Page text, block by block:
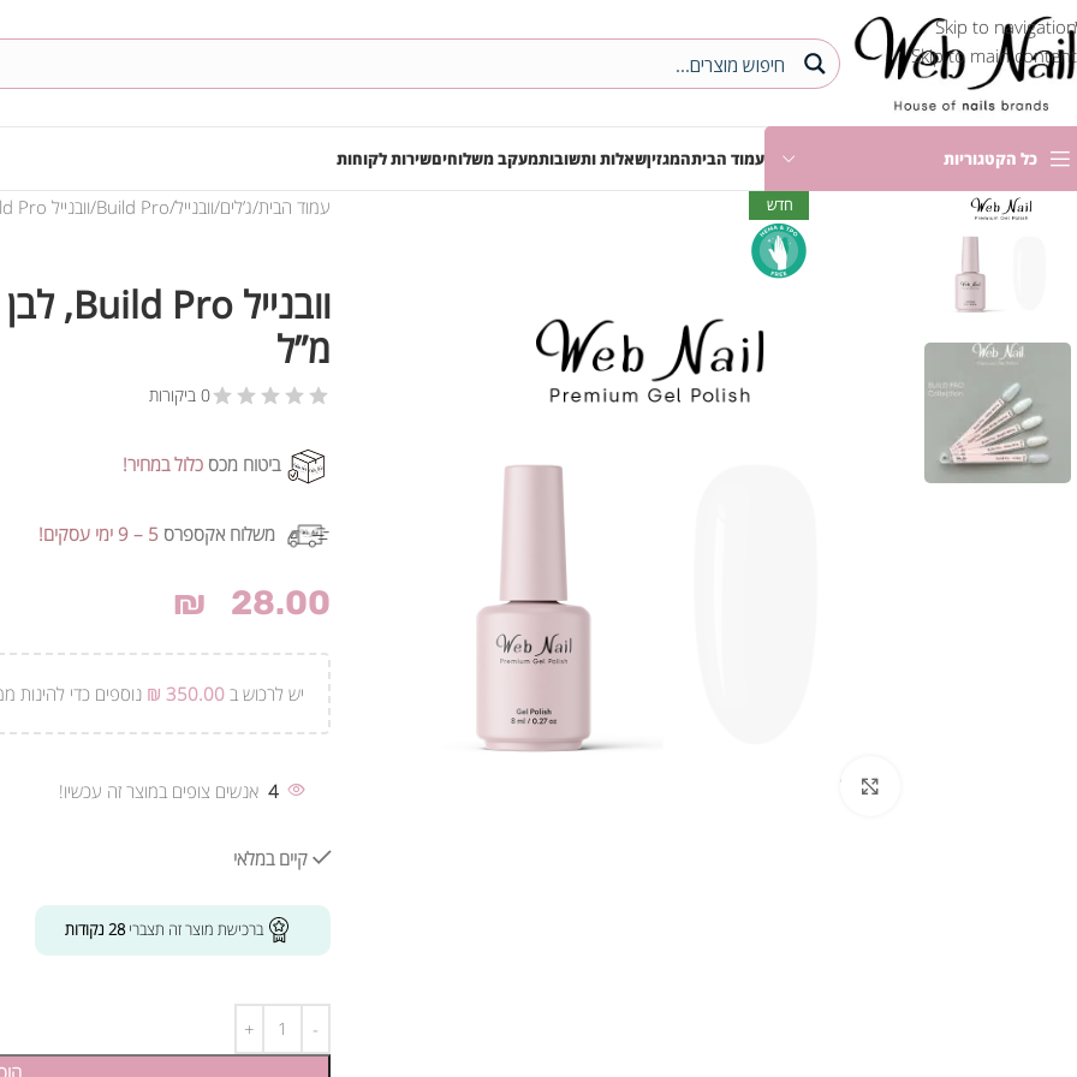
Skip to navigation
Skip to main content
כל הקטגוריות עמוד הביתהמגזיןשאלות ותשובותמעקב משלוחיםשירות לקוחות
חדש עמוד הבית ג’לים וובנייל Build Pro וובנייל Build Pro, לבן בוהק – 15 מ”ל
מ”ל
0 ביקורות
ביטוח מכס כלול במחיר!
משלוח אקספרס 5 – 9 ימי עסקים!
₪ 28.00
יש לרכוש ב ₪ 350.00 נוספים כדי להינות
4 אנשים צופים במוצר זה עכשיו!
קיים במלאי
ברכישת מוצר זה תצברי28 נקודות